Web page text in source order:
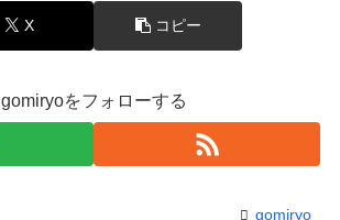
X コピー
gomiryoをフォローする
gomiryo